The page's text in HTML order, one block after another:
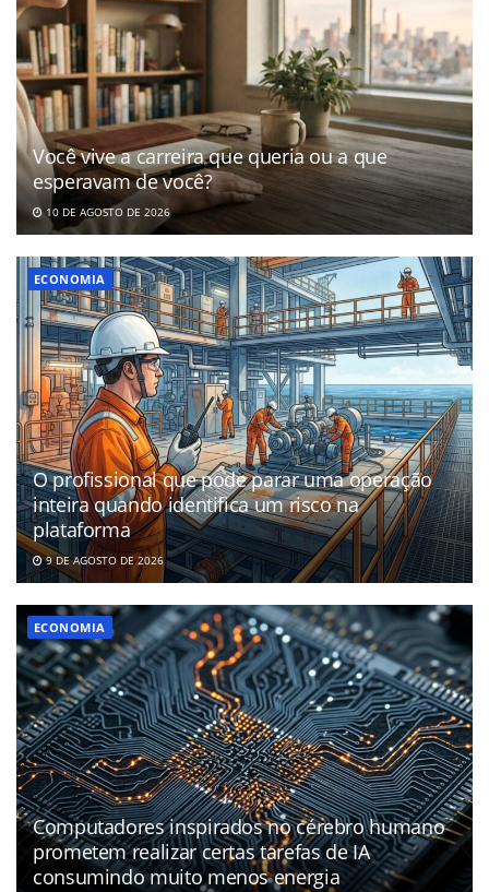
Você vive a carreira que queria ou a que
esperavam de você?
10 DE AGOSTO DE 2026
ECONOMIA
O profissional que pode parar uma operação
inteira quando identifica um risco na
plataforma
9 DE AGOSTO DE 2026
ECONOMIA
Computadores inspirados no cérebro humano
prometem realizar certas tarefas de IA
consumindo muito menos energia